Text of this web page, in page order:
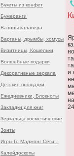
Букеты из конфет
Бумеранги
Вазоны калавера
Варганы, дрымбы, хомусы
Визитницы, Кошельки
Волшебные подарки
Декоративные зеркала
Детские площадки
Ежедневники, Блокноты
Закладки для книг
Зеркальца косметические
Зонты
Игры Го Маджонг Сёги...
Калейдоскопы
и